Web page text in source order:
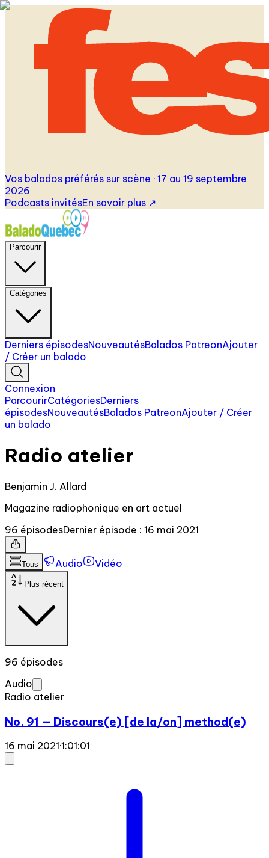
Vos balados préférés sur scène · 17 au 19 septembre
2026
Podcasts invitésEn savoir plus ↗
Parcourir
Catégories
Derniers épisodesNouveautésBalados PatreonAjouter
/ Créer un balado
Connexion
ParcourirCatégoriesDerniers
épisodesNouveautésBalados PatreonAjouter / Créer
un balado
Radio atelier
Benjamin J. Allard
Magazine radiophonique en art actuel
96 épisodesDernier épisode : 16 mai 2021
Tous Audio Vidéo
Plus récent
96 épisodes
Audio
Radio atelier
No. 91 — Discours(e) [de la/on] method(e)
16 mai 2021·1:01:01